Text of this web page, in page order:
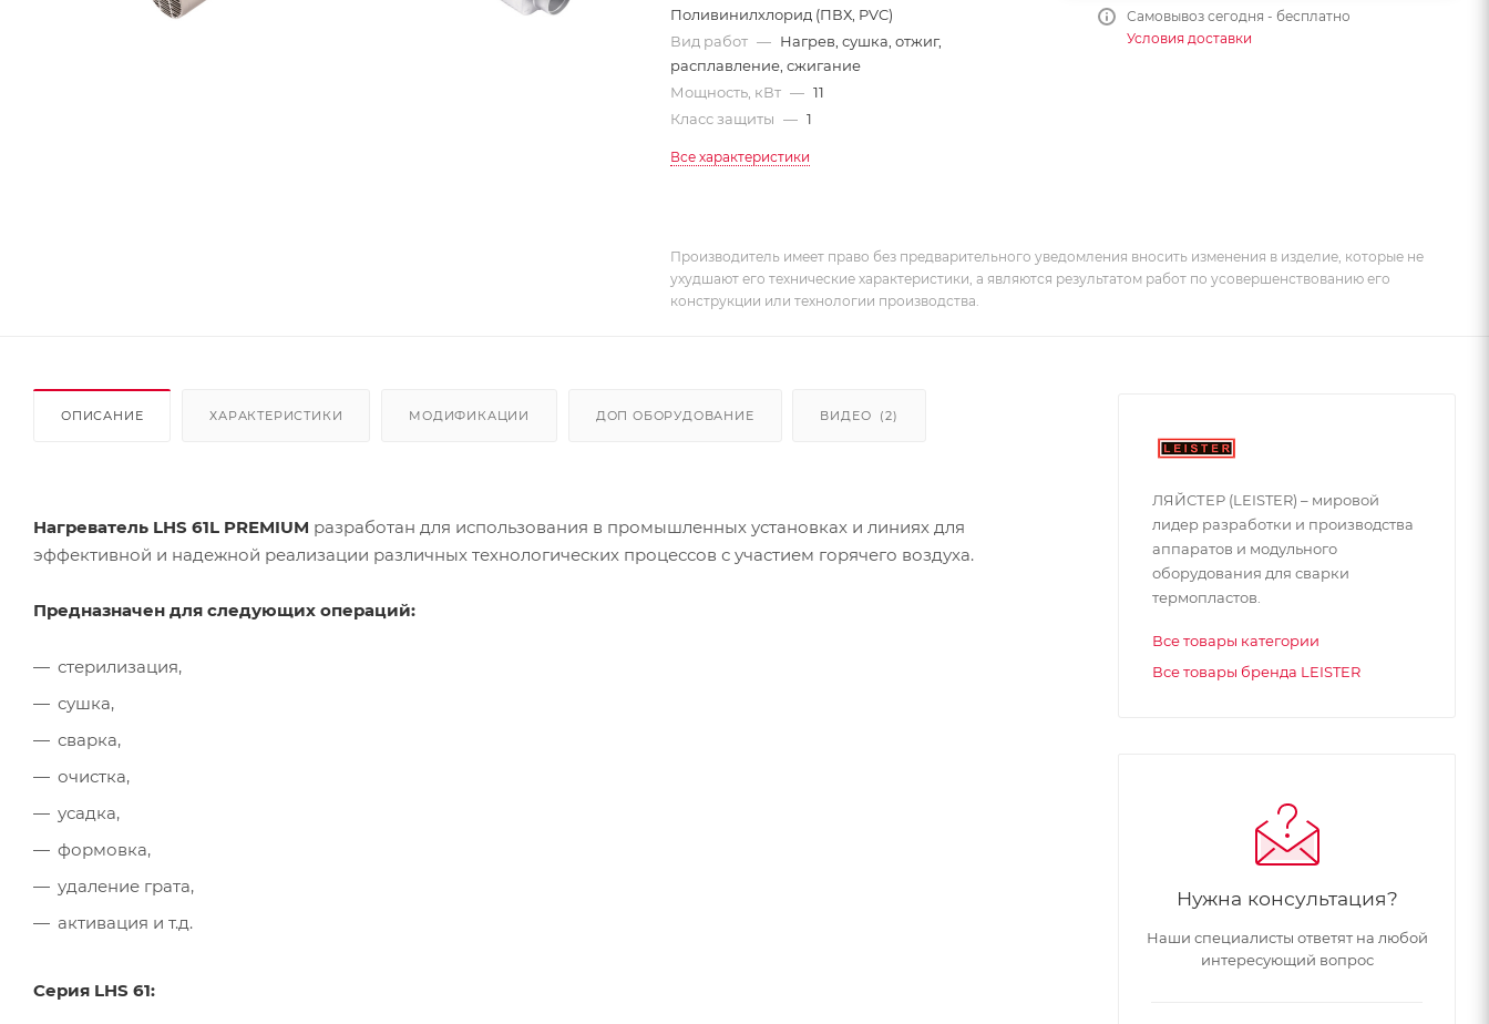
Поливинилхлорид (ПВХ, PVC)
Вид работ — Нагрев, сушка, отжиг,
расплавление, сжигание
Мощность, кВт — 11
Класс защиты — 1
Все характеристики
Самовывоз сегодня - бесплатно
Условия доставки
Производитель имеет право без предварительного уведомления вносить изменения в изделие, которые не
ухудшают его технические характеристики, а являются результатом работ по усовершенствованию его
конструкции или технологии производства.
ОПИСАНИЕ ХАРАКТЕРИСТИКИ МОДИФИКАЦИИ ДОП ОБОРУДОВАНИЕ ВИДЕО (2)
Нагреватель LHS 61L PREMIUM разработан для использования в промышленных установках и линиях для
эффективной и надежной реализации различных технологических процессов с участием горячего воздуха.
Предназначен для следующих операций:
стерилизация,
сушка,
сварка,
очистка,
усадка,
формовка,
удаление грата,
активация и т.д.
Серия LHS 61:
ЛЯЙСТЕР (LEISTER) – мировой
лидер разработки и производства
аппаратов и модульного
оборудования для сварки
термопластов.
Все товары категории
Все товары бренда LEISTER
Нужна консультация?
Наши специалисты ответят на любой
интересующий вопрос